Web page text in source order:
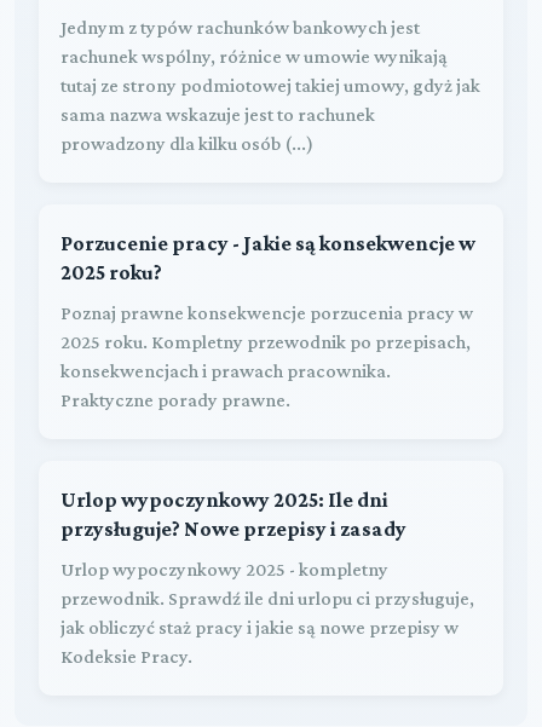
Jednym z typów rachunków bankowych jest
rachunek wspólny, różnice w umowie wynikają
tutaj ze strony podmiotowej takiej umowy, gdyż jak
sama nazwa wskazuje jest to rachunek
prowadzony dla kilku osób (...)
Porzucenie pracy - Jakie są konsekwencje w
2025 roku?
Poznaj prawne konsekwencje porzucenia pracy w
2025 roku. Kompletny przewodnik po przepisach,
konsekwencjach i prawach pracownika.
Praktyczne porady prawne.
Urlop wypoczynkowy 2025: Ile dni
przysługuje? Nowe przepisy i zasady
Urlop wypoczynkowy 2025 - kompletny
przewodnik. Sprawdź ile dni urlopu ci przysługuje,
jak obliczyć staż pracy i jakie są nowe przepisy w
Kodeksie Pracy.